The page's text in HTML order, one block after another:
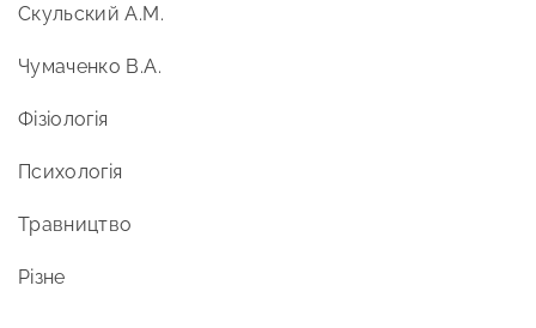
Скульский А.М.
Чумаченко В.А.
Фізіологія
Психологія
Травництво
Різне